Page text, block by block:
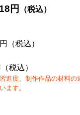
円 （税込）
（税込）
税込）
進度、制作作品の材料の
ます。